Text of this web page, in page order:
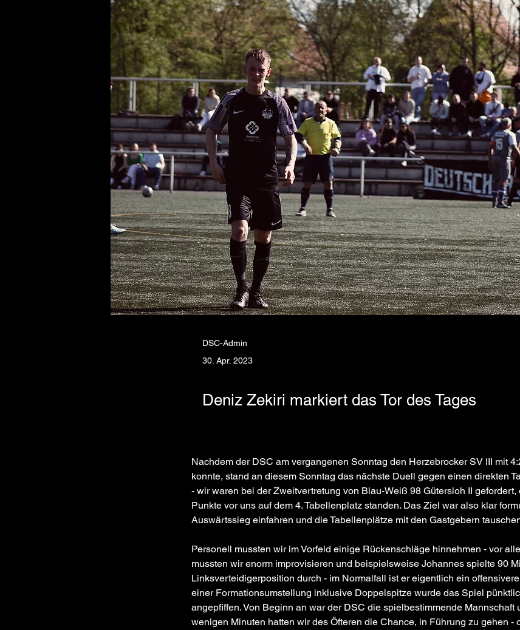
DSC-Admin
30. Apr. 2023
Deniz Zekiri markiert das Tor des Tages
Nachdem der DSC am vergangenen Sonntag den Herzebrocker SV III mit
konnte, stand an diesem Sonntag das nächste Duell gegen einen direkten
- wir waren bei der Zweitvertretung von Blau-Weiß 98 Gütersloh II gefordert,
Punkte vor uns auf dem 4. Tabellenplatz standen. Das Ziel war also klar
Auswärtssieg einfahren und die Tabellenplätze mit den Gastgebern
Personell mussten wir im Vorfeld einige Rückenschläge hinnehmen - vor
mussten wir enorm improvisieren und beispielsweise Johannes spielte 90
Linksverteidigerposition durch - im Normalfall ist er eigentlich ein
einer Formationsumstellung inklusive Doppelspitze wurde das Spiel
angepfiffen. Von Beginn an war der DSC die spielbestimmende Mannschaft
wenigen Minuten hatten wir des Öfteren die Chance, in Führung zu gehen -